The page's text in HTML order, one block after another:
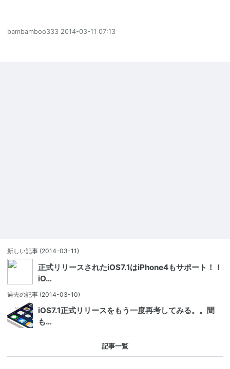
bambamboo333 2014-03-11 07:13
新しい記事 (2014-03-11)
正式リリースされたiOS7.1はiPhone4もサポート！！
iO…
過去の記事 (2014-03-10)
iOS7.1正式リリースをもう一度再考してみる。。間
も…
記事一覧